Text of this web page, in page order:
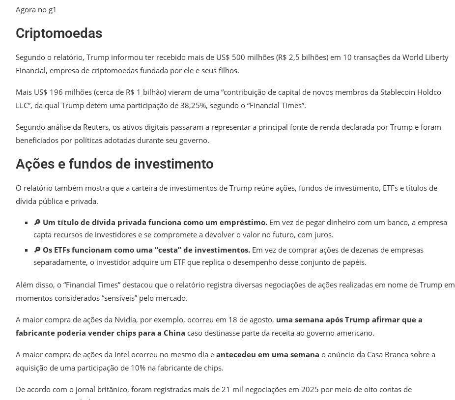
Agora no g1
Criptomoedas
Segundo o relatório, Trump informou ter recebido mais de US$ 500 milhões (R$ 2,5 bilhões) em 10 transações da World Liberty
Financial, empresa de criptomoedas fundada por ele e seus filhos.
Mais US$ 196 milhões (cerca de R$ 1 bilhão) vieram de uma “contribuição de capital de novos membros da Stablecoin Holdco
LLC”, da qual Trump detém uma participação de 38,25%, segundo o “Financial Times”.
Segundo análise da Reuters, os ativos digitais passaram a representar a principal fonte de renda declarada por Trump e foram
beneficiados por políticas adotadas durante seu governo.
Ações e fundos de investimento
O relatório também mostra que a carteira de investimentos de Trump reúne ações, fundos de investimento, ETFs e títulos de
dívida pública e privada.
🔎 Um título de dívida privada funciona como um empréstimo. Em vez de pegar dinheiro com um banco, a empresa
capta recursos de investidores e se compromete a devolver o valor no futuro, com juros.
🔎 Os ETFs funcionam como uma “cesta” de investimentos. Em vez de comprar ações de dezenas de empresas
separadamente, o investidor adquire um ETF que replica o desempenho desse conjunto de papéis.
Além disso, o “Financial Times” destacou que o relatório registra diversas negociações de ações realizadas em nome de Trump em
momentos considerados “sensíveis” pelo mercado.
A maior compra de ações da Nvidia, por exemplo, ocorreu em 18 de agosto, uma semana após Trump afirmar que a
fabricante poderia vender chips para a China caso destinasse parte da receita ao governo americano.
A maior compra de ações da Intel ocorreu no mesmo dia e antecedeu em uma semana o anúncio da Casa Branca sobre a
aquisição de uma participação de 10% na fabricante de chips.
De acordo com o jornal britânico, foram registradas mais de 21 mil negociações em 2025 por meio de oito contas de